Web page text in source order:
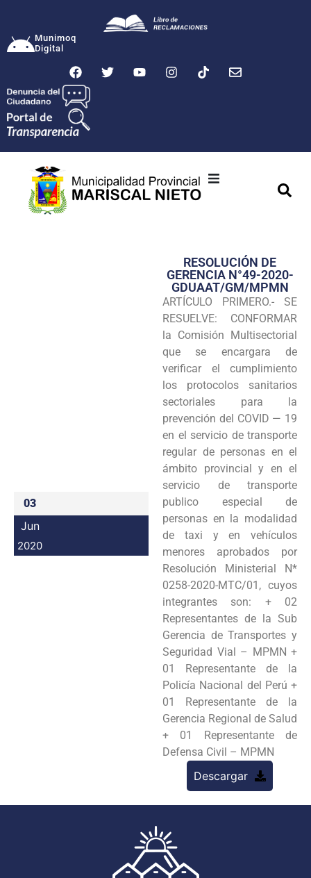
Munimoq
Digital
Transparencia
Seguridad
Programas
Intranet
03
Jun
2020
RESOLUCIÓN DE
GERENCIA N°49-2020-
GDUAAT/GM/MPMN
ARTÍCULO PRIMERO.- SE
RESUELVE: CONFORMAR
la Comisión Multisectorial
que se encargara de
verificar el cumplimiento
los protocolos sanitarios
sectoriales para la
prevención del COVID — 19
en el servicio de transporte
regular de personas en el
ámbito provincial y en el
servicio de transporte
publico especial de
personas en la modalidad
de taxi y en vehículos
menores aprobados por
Resolución Ministerial N*
0258-2020-MTC/01, cuyos
integrantes son: + 02
Representantes de la Sub
Gerencia de Transportes y
Seguridad Vial – MPMN +
01 Representante de la
Policía Nacional del Perú +
01 Representante de la
Gerencia Regional de Salud
+ 01 Representante de
Defensa Civil – MPMN
Descargar